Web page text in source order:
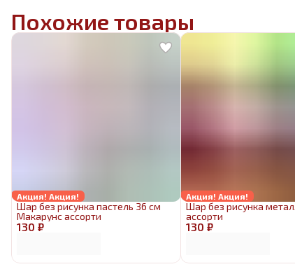
Похожие товары
Акция! Акция!
130 ₽
Шар без рисунка пастель 36 см
Макарунс ассорти
Акция! Акция!
130 ₽
Шар без рисунка
ассорти